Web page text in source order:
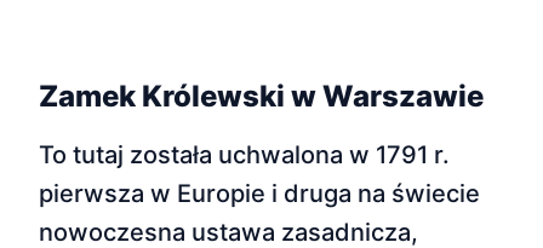
Zamek Królewski w Warszawie
To tutaj została uchwalona w 1791 r.
pierwsza w Europie i druga na świecie
nowoczesna ustawa zasadnicza,